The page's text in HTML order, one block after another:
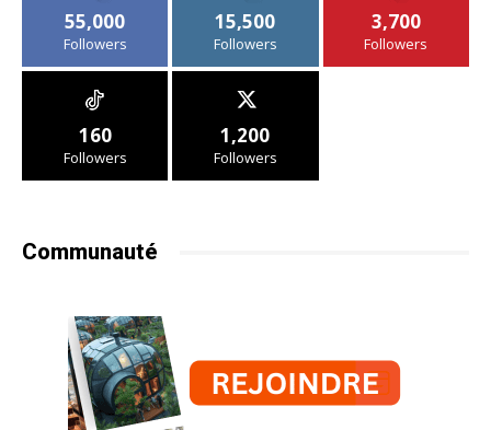
55,000
Followers
15,500
Followers
3,700
Followers
160
Followers
1,200
Followers
Communauté